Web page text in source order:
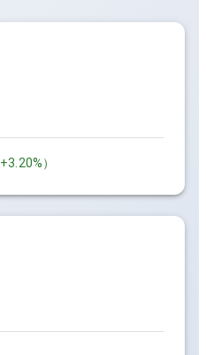
+3.20%）